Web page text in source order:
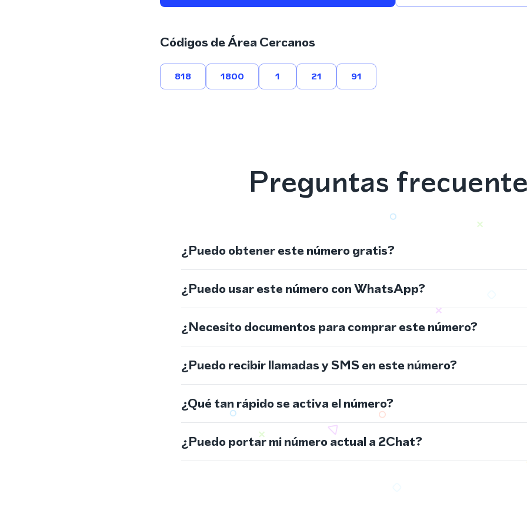
Códigos de Área Cercanos
818 1800 1 21 91
Preguntas
¿Puedo obtener este número gratis?
¿Puedo usar este número con WhatsApp?
¿Necesito documentos para comprar este número?
¿Puedo recibir llamadas y SMS en este número?
¿Qué tan rápido se activa el número?
¿Puedo portar mi número actual a 2Chat?